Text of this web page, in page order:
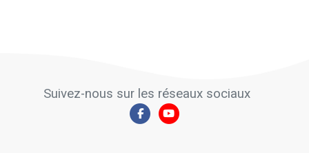
Suivez-nous sur les réseaux sociaux